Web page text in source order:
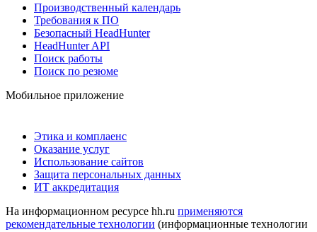
Производственный календарь
Требования к ПО
Безопасный HeadHunter
HeadHunter API
Поиск работы
Поиск по резюме
Мобильное приложение
Этика и комплаенс
Оказание услуг
Использование сайтов
Защита персональных данных
ИТ аккредитация
На информационном ресурсе hh.ru применяются
рекомендательные технологии (информационные технологии